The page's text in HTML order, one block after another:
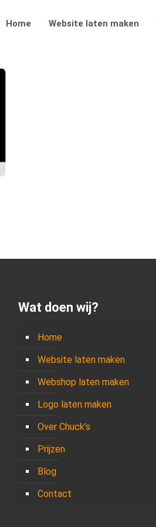
Home Website laten maken
Wat doen wij?
Home
Website laten maken
Webshop laten maken
Logo laten maken
Over Chuck’s
Prijzen
Blog
Contact